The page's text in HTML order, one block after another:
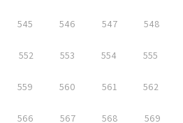
545 546 547 548
552 553 554 555
559 560 561 562
566 567 568 569